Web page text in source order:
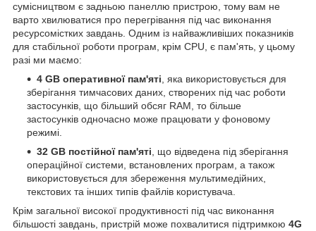
сумісництвом є задньою панеллю пристрою, тому вам не
варто хвилюватися про перегрівання під час виконання
ресурсомістких завдань. Одним із найважливіших показників
для стабільної роботи програм, крім CPU, є пам'ять, у цьому
разі ми маємо:
4 GB оперативної пам'яті, яка використовується для
зберігання тимчасових даних, створених під час роботи
застосунків, що більший обсяг RAM, то більше
застосунків одночасно може працювати у фоновому
режимі.
32 GB постійної пам'яті, що відведена під зберігання
операційної системи, встановлених програм, а також
використовується для збереження мультимедійних,
текстових та інших типів файлів користувача.
Крім загальної високої продуктивності під час виконання
більшості завдань, пристрій може похвалитися підтримкою 4G